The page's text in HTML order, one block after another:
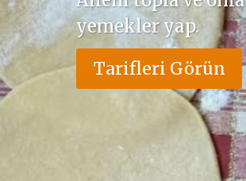
yemekler yap.
Tarifleri Görün